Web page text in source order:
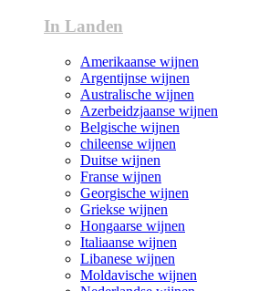
In Landen
Amerikaanse wijnen
Argentijnse wijnen
Australische wijnen
Azerbeidzjaanse wijnen
Belgische wijnen
chileense wijnen
Duitse wijnen
Franse wijnen
Georgische wijnen
Griekse wijnen
Hongaarse wijnen
Italiaanse wijnen
Libanese wijnen
Moldavische wijnen